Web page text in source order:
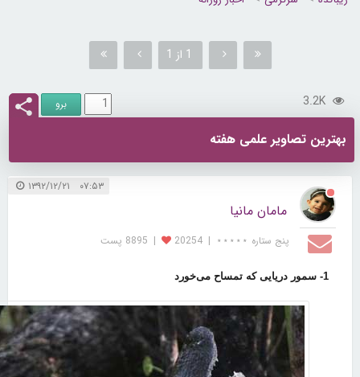
1 از 1
3.2K
بهترین تصاویر علمی هفته
۰۷:۵۳ ۱۳۹۲/۱۲/۲۱
مامان مانیا
پنج ستاره ⋆⋆⋆⋆⋆ |
20254
| 8895 پست
1- سمور دریایی که تمساح می‌خورد